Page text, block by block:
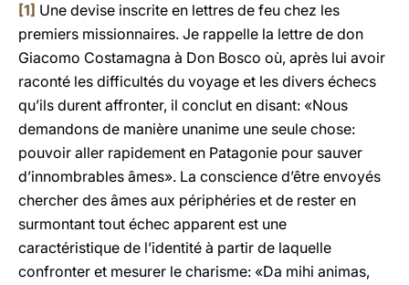
[1] Une devise inscrite en lettres de feu chez les
premiers missionnaires. Je rappelle la lettre de don
Giacomo Costamagna à Don Bosco où, après lui avoir
raconté les difficultés du voyage et les divers échecs
qu’ils durent affronter, il conclut en disant: «Nous
demandons de manière unanime une seule chose:
pouvoir aller rapidement en Patagonie pour sauver
d’innombrables âmes». La conscience d’être envoyés
chercher des âmes aux périphéries et de rester en
surmontant tout échec apparent est une
caractéristique de l’identité à partir de laquelle
confronter et mesurer le charisme: «Da mihi animas,